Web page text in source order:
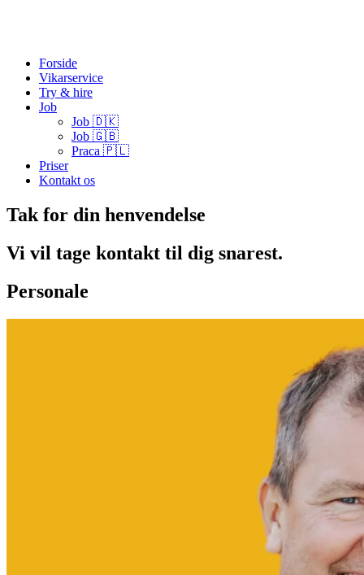
Forside
Vikarservice
Try & hire
Job
Job 🇩🇰
Job 🇬🇧
Praca 🇵🇱
Priser
Kontakt os
Tak for din henvendelse
Vi vil tage kontakt til dig snarest.
Personale